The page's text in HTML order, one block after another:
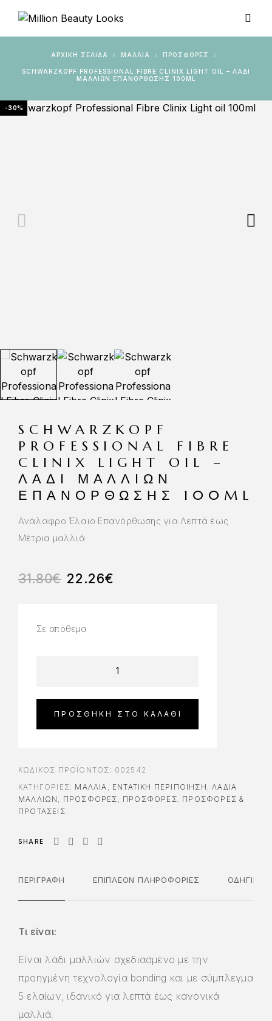
ΑΡΧΙΚΉ ΣΕΛΊΔΑ ΜΑΛΛΙΑ ΠΡΟΣΦΟΡΈΣ
SCHWARZKOPF PROFESSIONAL FIBRE CLINIX LIGHT OIL – ΛΆΔΙ
ΜΑΛΛΙΏΝ ΕΠΑΝΌΡΘΩΣΗΣ 100ML
-30%
SCHWARZKOPF
PROFESSIONAL FIBRE
CLINIX LIGHT OIL –
ΛΆΔΙ ΜΑΛΛΙΏΝ
ΕΠΑΝΌΡΘΩΣΗΣ 100ML
Ανάλαφρο Έλαιο Επανόρθωσης για Λεπτά έως
Μέτρια μαλλιά
31.80€ 22.26€
Σε απόθεμα
ΠΡΟΣΘΉΚΗ ΣΤΟ ΚΑΛΆΘΙ
ΚΩΔΙΚΌΣ ΠΡΟΪΌΝΤΟΣ: 002542
ΚΑΤΗΓΟΡΊΕΣ: ΜΑΛΛΙΑ ΕΝΤΑΤΙΚΉ ΠΕΡΙΠΟΊΗΣΗ ,ΛΆΔΙΑ
ΜΑΛΛΙΏΝ
ΠΡΟΣΦΟΡΈΣ ΠΡΟΣΦΟΡΈΣ
ΠΡΟΣΦΟΡΕΣ &
ΠΡΟΤΑΣΕΙΣ
SHARE
ΠΕΡΙΓΡΑΦΉ ΕΠΙΠΛΈΟΝ ΠΛΗΡΟΦΟΡΊΕΣ ΟΔΗΓΊΕΣ
Τι είναι:
Είναι λάδι μαλλιών σχεδιασμένο με την
προηγμένη τεχνολογία bonding και με σύμπλεγμα
5 ελαίων, ιδανικό για λεπτά έως κανονικά
μαλλιά.